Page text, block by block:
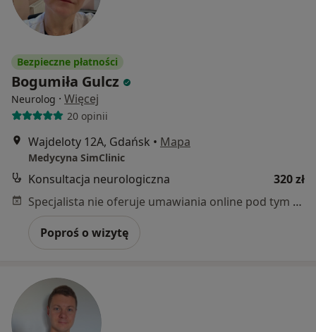
Bezpieczne płatności
Bogumiła Gulcz
Neurolog · Więcej
20 opinii
Wajdeloty 12A, Gdańsk • Mapa
Medycyna SimClinic
Konsultacja neurologiczna
320 zł
Specjalista nie oferuje umawiania online pod tym adresem.
Poproś o wizytę